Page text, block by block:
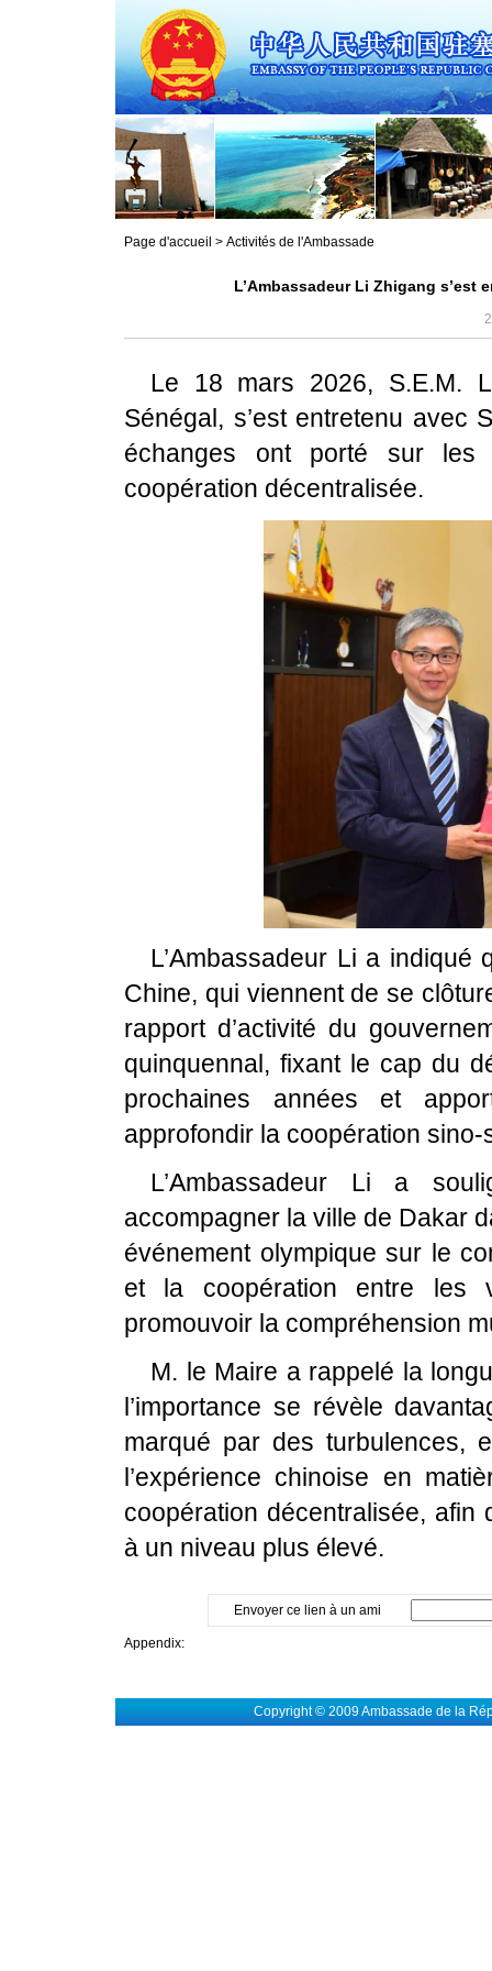
Page d'accueil > Activités de l'Ambassade
L’Ambassadeur Li Zhigang s’est
Le 18 mars 2026, S.E.M.
Sénégal, s’est entretenu avec
échanges ont porté sur les
coopération décentralisée.
L’Ambassadeur Li a indiqué
Chine, qui viennent de se
rapport d’activité du
quinquennal, fixant le cap du
prochaines années et
approfondir la coopération
L’Ambassadeur Li a
accompagner la ville de Dakar
événement olympique sur le
et la coopération entre les
promouvoir la compréhension
M. le Maire a rappelé la
l’importance se révèle
marqué par des turbulences,
l’expérience chinoise en
coopération décentralisée,
à un niveau plus élevé.
Envoyer ce lien à un ami
Appendix:
Copyright © 2009 Ambassade de la